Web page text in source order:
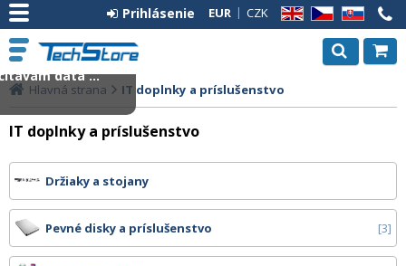
EN CZ SK
EUR CZK
Prihlásenie
Hlavná strana IT doplnky a príslušenstvo
IT doplnky a príslušenstvo
Držiaky a stojany
Pevné disky a príslušenstvo 3
dáta ...